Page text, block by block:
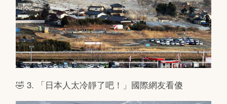
🤣 3. 「日本人太冷靜了吧！」國際網友看傻